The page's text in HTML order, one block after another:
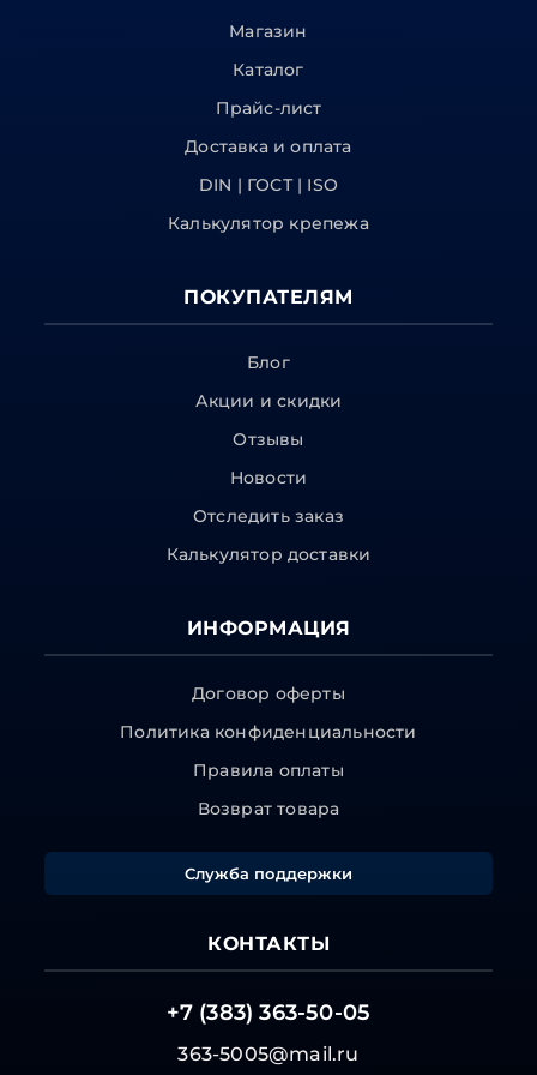
Магазин
Каталог
Прайс-лист
Доставка и оплата
DIN | ГОСТ | ISO
Калькулятор крепежа
ПОКУПАТЕЛЯМ
Блог
Акции и скидки
Отзывы
Новости
Отследить заказ
Калькулятор доставки
ИНФОРМАЦИЯ
Договор оферты
Политика конфиденциальности
Правила оплаты
Возврат товара
Служба поддержки
КОНТАКТЫ
+7 (383) 363-50-05
363-5005@mail.ru